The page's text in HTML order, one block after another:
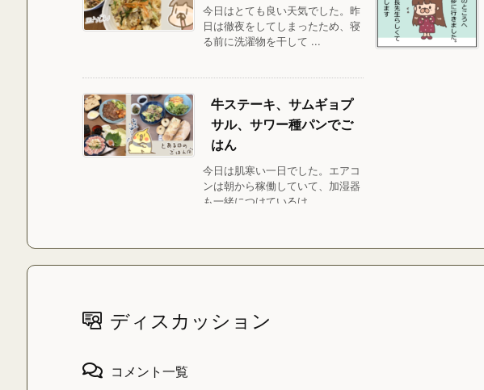
今日はとても良い天気でした。昨
日は徹夜をしてしまったため、寝
る前に洗濯物を干して ...
牛ステーキ、サムギョプ
サル、サワー種パンでご
はん
今日は肌寒い一日でした。エアコ
ンは朝から稼働していて、加湿器
も一緒につけているけ ...
ディスカッション
コメント一覧